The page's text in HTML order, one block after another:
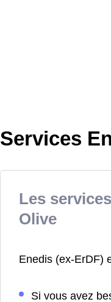
Services
Les
Olive
Enedis (ex-ErDF)
Si vous avez